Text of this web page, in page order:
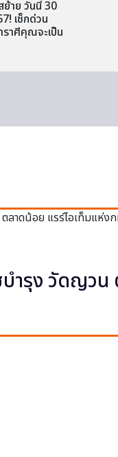
าย วันนี้ 30
เช็กด่วน
าศีคุณจะเป็น
ำรุง วัดญวน